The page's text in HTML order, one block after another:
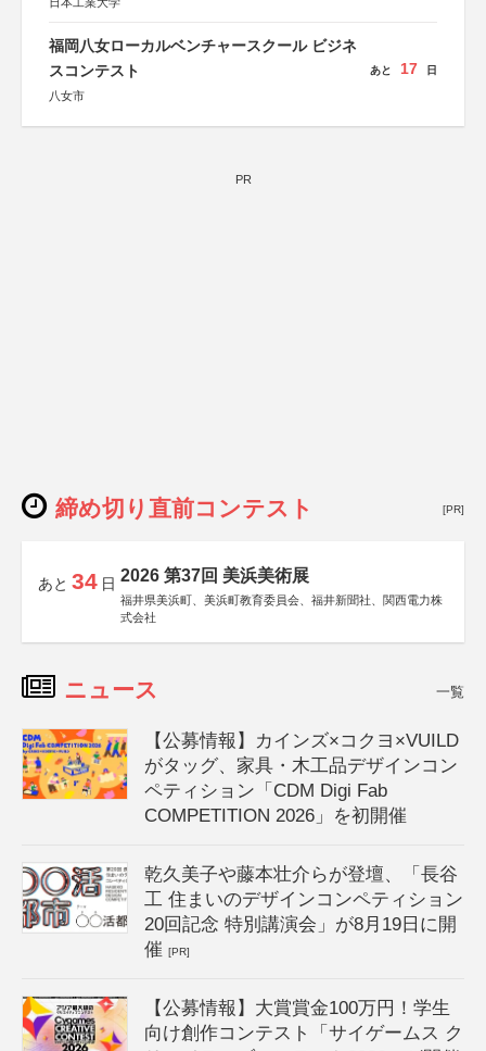
福岡八女ローカルベンチャースクール ビジネ
スコンテスト
八女市
あと 17 日
PR
締め切り直前コンテスト [PR]
あと 34 日 2026 第37回 美浜美術展
福井県美浜町、美浜町教育委員会、福井新聞社、関西電力株
式会社
ニュース 一覧
【公募情報】カインズ×コクヨ×VUILD
がタッグ、家具・木工品デザインコン
ペティション「CDM Digi Fab
COMPETITION 2026」を初開催
乾久美子や藤本壮介らが登壇、「長谷
工 住まいのデザインコンペティション
20回記念 特別講演会」が8月19日に開
催[PR]
【公募情報】大賞賞金100万円！学生
向け創作コンテスト「サイゲームス ク